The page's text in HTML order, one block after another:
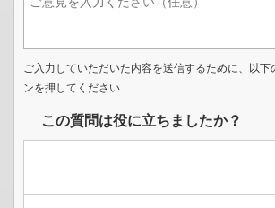
ご入力していただいた内容を送信するために、以下
ンを押してください
この質問は役に立ちましたか？